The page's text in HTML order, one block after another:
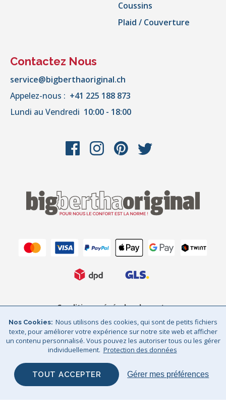
Coussins
Plaid / Couverture
Contactez Nous
service@bigberthaoriginal.ch
Appelez-nous : +41 225 188 873
Lundi au Vendredi 10:00 - 18:00
Conditions générales de vente
Protection des données
Mentions légales
Sitemap
© Big Bertha Original 2026
GHS Retail Ltd / © Big Bertha Original 2025
Nos Cookies Nous utilisons des cookies, qui sont de petits fichiers
texte, pour améliorer votre expérience sur notre site web et afficher
un contenu personnalisé. Vous pouvez les autoriser tous ou les gérer
individuellement. Protection des données
TOUT ACCEPTER Gérer mes préférences